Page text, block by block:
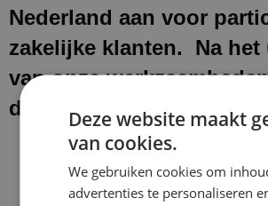
Nederland aan voor
zakelijke klanten. Na het
van onze
de werkplek schoon en
Deze website maakt
van cookies.
We gebruiken cookies om
advertenties te personaliseren